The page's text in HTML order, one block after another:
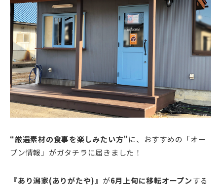
“厳選素材の食事を楽しみたい方”に、おすすめの「オー
プン情報」がガタチラに届きました！
『あり潟家(ありがたや)』 が6月上旬に移転オープンする